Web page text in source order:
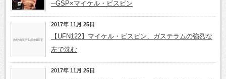
─GSP×マイケル・ビスピン
2017年 11月 25日
【UFN122】マイケル・ビスピン、ガステラムの強烈な
左で沈む
2017年 11月 25日